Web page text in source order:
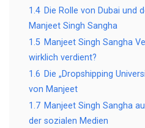
1.4 Die Rolle von Dubai und
Manjeet Singh Sangha
1.5 Manjeet Singh Sangha
wirklich verdient?
1.6 Die „Dropshipping
von Manjeet
1.7 Manjeet Singh Sangha
der sozialen Medien